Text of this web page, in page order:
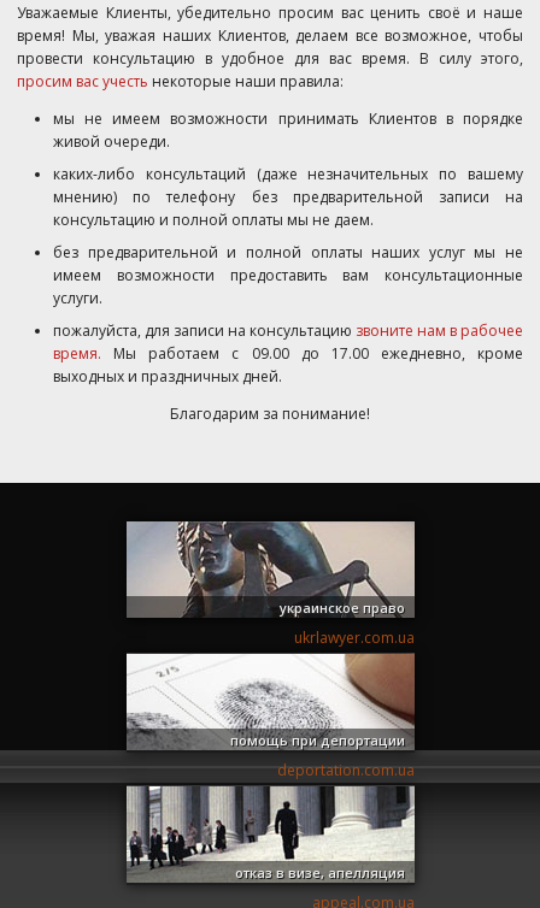
Уважаемые Клиенты, убедительно просим вас ценить своё и наше
время! Мы, уважая наших Клиентов, делаем все возможное, чтобы
провести консультацию в удобное для вас время. В силу этого,
просим вас учесть некоторые наши правила:
мы не имеем возможности принимать Клиентов в порядке
живой очереди.
каких-либо консультаций (даже незначительных по вашему
мнению) по телефону без предварительной записи на
консультацию и полной оплаты мы не даем.
без предварительной и полной оплаты наших услуг мы не
имеем возможности предоставить вам консультационные
услуги.
пожалуйста, для записи на консультацию звоните нам в рабочее
время. Мы работаем с 09.00 до 17.00 ежедневно, кроме
выходных и праздничных дней.
Благодарим за понимание!
украинское право
ukrlawyer.com.ua
помощь при депортации
deportation.com.ua
отказ в визе, апелляция
appeal.com.ua